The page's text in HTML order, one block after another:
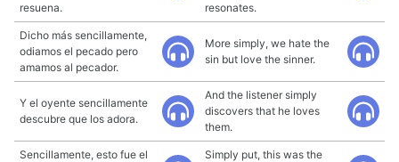
resuena.
resonates.
Dicho más sencillamente,
odiamos el pecado pero
amamos al pecador.
More simply, we hate the
sin but love the sinner.
Y el oyente sencillamente
descubre que los adora.
And the listener simply
discovers that he loves
them.
Sencillamente, esto fue el
Simply put, this was the